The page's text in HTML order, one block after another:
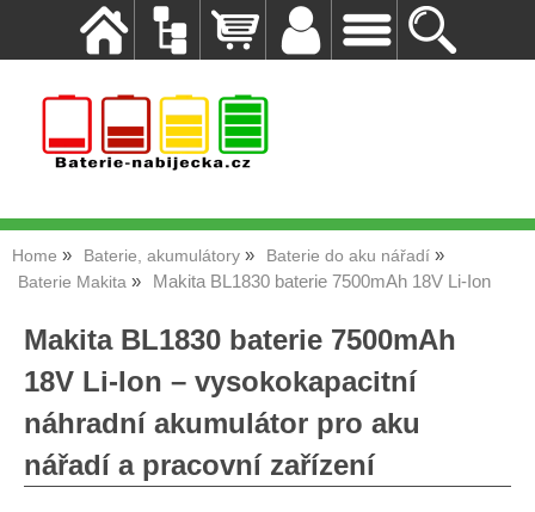
Home Baterie, akumulátory
Baterie do aku nářadí
Baterie Makita
Makita BL1830 baterie 7500mAh 18V Li-Ion
Makita BL1830 baterie 7500mAh
18V Li-Ion – vysokokapacitní
náhradní akumulátor pro aku
nářadí a pracovní zařízení